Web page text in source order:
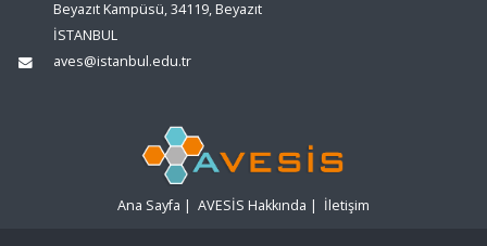
Beyazıt Kampüsü, 34119, Beyazıt
İSTANBUL
aves@istanbul.edu.tr
Ana Sayfa | AVESİS Hakkında | İletişim